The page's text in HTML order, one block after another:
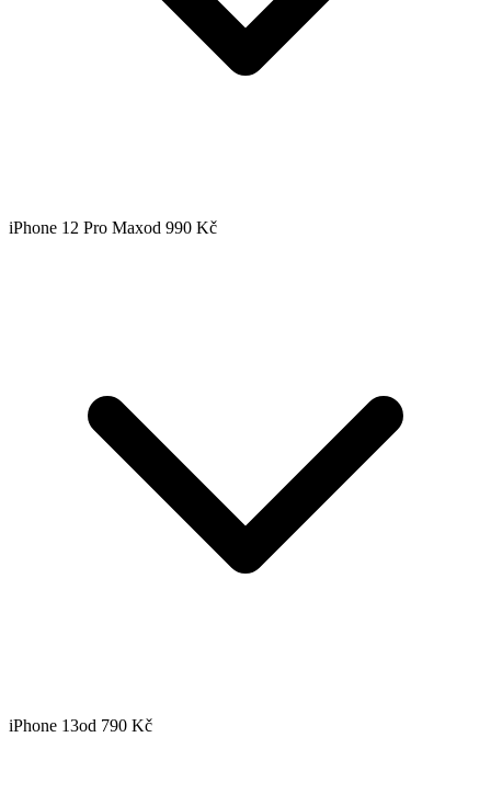
iPhone 12 Pro Maxod 990 Kč
iPhone 13od 790 Kč